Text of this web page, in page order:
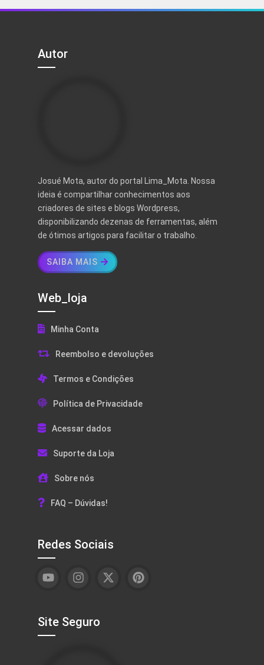
era:
é:
Autor
Josué Mota, autor do portal Lima_Mota. Nossa
ideia é compartilhar conhecimentos aos
criadores de sites e blogs Wordpress,
disponibilizando dezenas de ferramentas, além
de ótimos artigos para facilitar o trabalho.
SAIBA MAIS
Web_loja
Minha Conta
Reembolso e devoluções
Termos e Condições
Política de Privacidade
Acessar dados
Suporte da Loja
Sobre nós
FAQ – Dúvidas!
Redes Sociais
Site Seguro